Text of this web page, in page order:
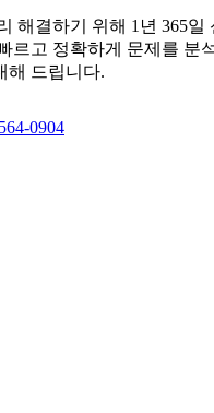
해결하기 위해 1년 365일
르고 정확하게 문제를 분
해 드립니다.
0904